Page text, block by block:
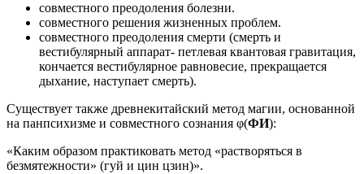
совместного преодоления болезни.
совместного решения жизненных проблем.
совместного преодоления смерти (смерть и
вестибулярный аппарат- петлевая квантовая гравитация,
кончается вестибулярное равновесие, прекращается
дыхание, наступает смерть).
Существует также древнекитайский метод магии, основанной
на панпсихизме и совместного сознания φ(ФИ):
«Каким образом практиковать метод «растворяться в
безмятежности» (гуй и цин цзин)».